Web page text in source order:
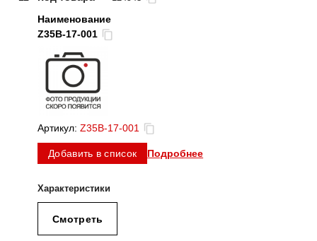
Z35B-17-001
Артикул: Z35B-17-001
Добавить в список Подробнее
Смотреть